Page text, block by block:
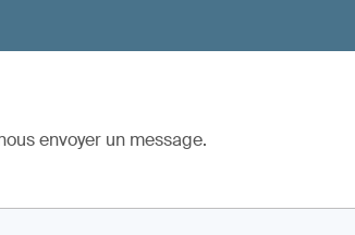
envoyer un message.